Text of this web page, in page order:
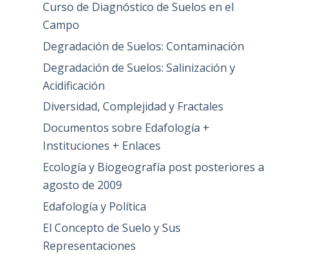
Curso de Diagnóstico de Suelos en el
Campo
Degradación de Suelos: Contaminación
Degradación de Suelos: Salinización y
Acidificación
Diversidad, Complejidad y Fractales
Documentos sobre Edafología +
Instituciones + Enlaces
Ecología y Biogeografía post posteriores a
agosto de 2009
Edafología y Política
El Concepto de Suelo y Sus
Representaciones